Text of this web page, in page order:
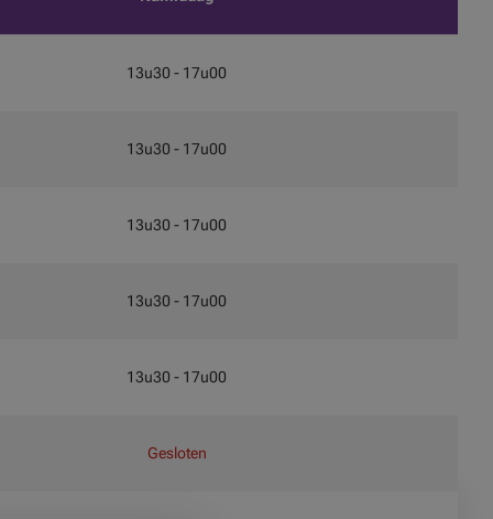
13u30 - 17u00
13u30 - 17u00
13u30 - 17u00
13u30 - 17u00
13u30 - 17u00
Gesloten